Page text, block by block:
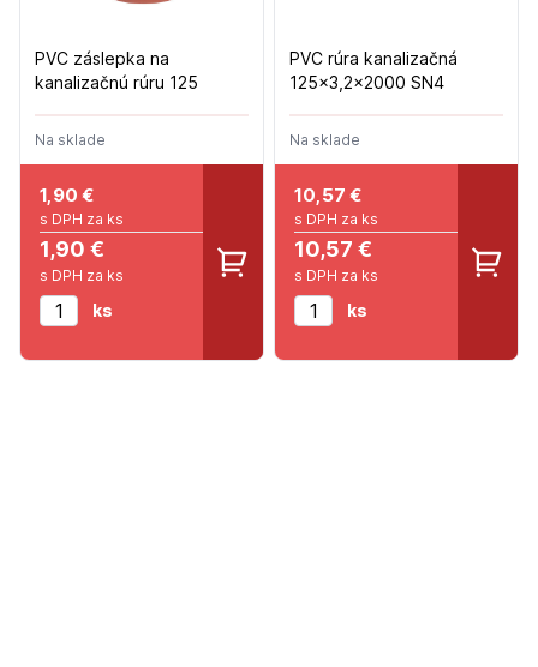
PVC záslepka na
kanalizačnú rúru 125
Na sklade
1,90 €
s DPH za ks
1,90 €
s DPH za ks
ks
PVC rúra kanalizačná
125x3,2x2000 SN4
Na sklade
10,57 €
s DPH za ks
10,57 €
s DPH za ks
ks